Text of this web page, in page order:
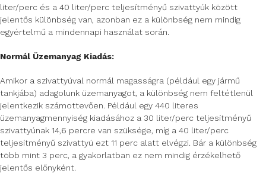
liter/perc és a 40 liter/perc teljesítményű szivattyúk között
jelentős különbség van, azonban ez a különbség nem mindig
egyértelmű a mindennapi használat során.
Normál Üzemanyag Kiadás:
Amikor a szivattyúval normál magasságra (például egy jármű
tankjába) adagolunk üzemanyagot, a különbség nem feltétlenül
jelentkezik számottevően. Például egy 440 literes
üzemanyagmennyiség kiadásához a 30 liter/perc teljesítményű
szivattyúnak 14,6 percre van szüksége, míg a 40 liter/perc
teljesítményű szivattyú ezt 11 perc alatt elvégzi. Bár a különbség
több mint 3 perc, a gyakorlatban ez nem mindig érzékelhető
jelentős előnyként.